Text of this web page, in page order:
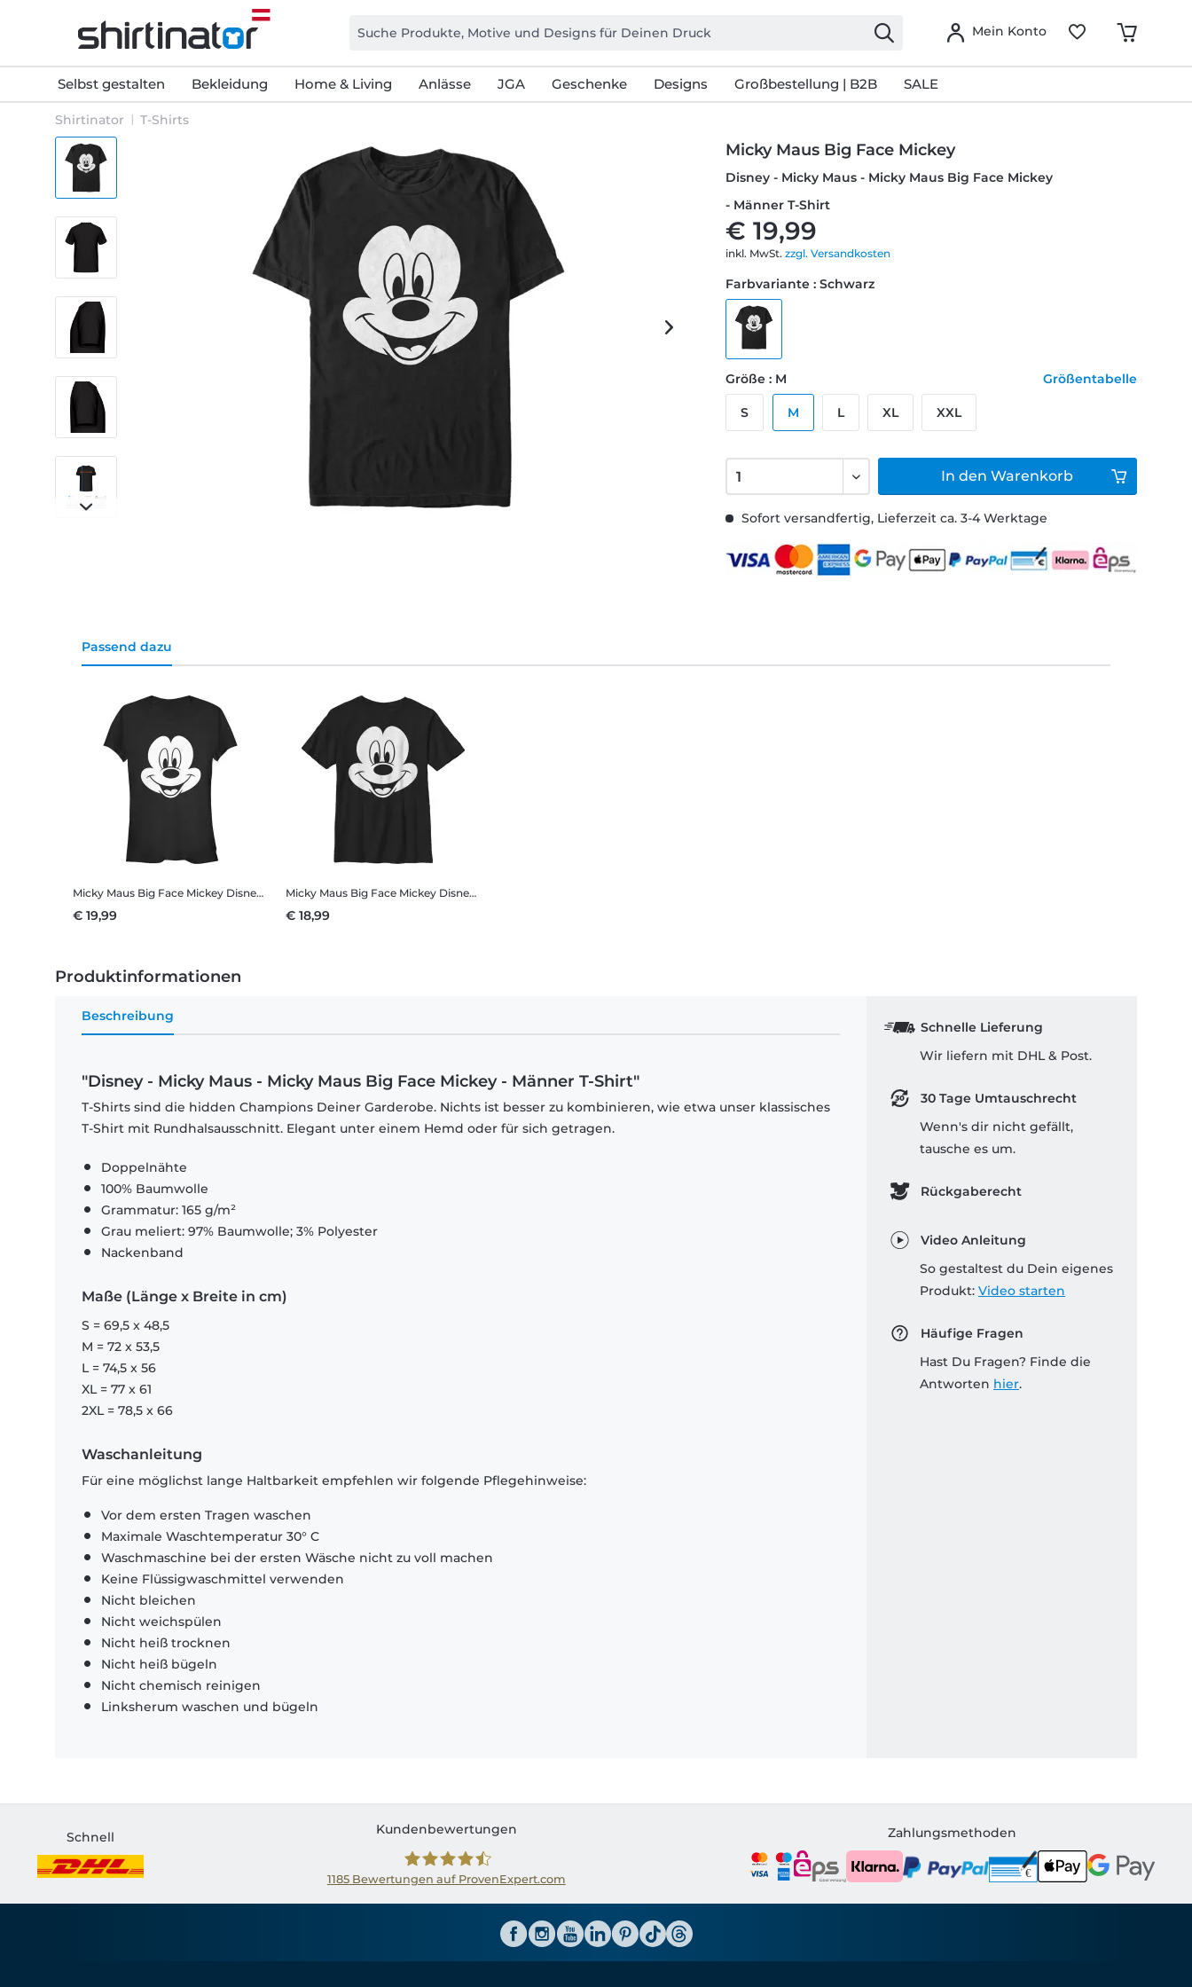
Mein Konto
Selbst gestalten Bekleidung Home & Living Anlässe JGA Geschenke Designs Großbestellung | B2B SALE
Shirtinator T-Shirts
Micky Maus Big Face Mickey
Disney - Micky Maus - Micky Maus Big Face Mickey
- Männer T-Shirt
€ 19,99
inkl. MwSt.zzgl. Versandkosten
Sofort versandfertig, Lieferzeit ca. 3-4 Werktage
Farbvariante : Schwarz
Größe : M Größentabelle
S M L XL XXL
In den Warenkorb
Passend dazu
Micky Maus Big Face Mickey Disney - Micky Maus - Micky Maus Big Face Mickey - Frauen T-Shirt
€ 19,99
Micky Maus Big Face Mickey Disney - Micky Maus - Micky Maus Big Face Mickey - Kinder T-Shirt
€ 18,99
Produktinformationen
Beschreibung
"Disney - Micky Maus - Micky Maus Big Face Mickey - Männer T-Shirt"
T-Shirts sind die hidden Champions Deiner Garderobe. Nichts ist besser zu kombinieren, wie etwa unser klassisches
T-Shirt mit Rundhalsausschnitt. Elegant unter einem Hemd oder für sich getragen.
Doppelnähte
100% Baumwolle
Grammatur: 165 g/m²
Grau meliert: 97% Baumwolle; 3% Polyester
Nackenband
Maße (Länge x Breite in cm)
S = 69,5 x 48,5
M = 72 x 53,5
L = 74,5 x 56
XL = 77 x 61
2XL = 78,5 x 66
Waschanleitung
Für eine möglichst lange Haltbarkeit empfehlen wir folgende Pflegehinweise:
Vor dem ersten Tragen waschen
Maximale Waschtemperatur 30° C
Waschmaschine bei der ersten Wäsche nicht zu voll machen
Keine Flüssigwaschmittel verwenden
Nicht bleichen
Nicht weichspülen
Nicht heiß trocknen
Nicht heiß bügeln
Nicht chemisch reinigen
Linksherum waschen und bügeln
Schnelle Lieferung
Wir liefern mit DHL & Post.
30 Tage Umtauschrecht
Wenn's dir nicht gefällt,
tausche es um.
Rückgaberecht
Video Anleitung
So gestaltest du Dein eigenes
Produkt: Video starten
Häufige Fragen
Hast Du Fragen? Finde die
Antworten hier.
Schnell
Kundenbewertungen
1185Bewertungen auf ProvenExpert.com
Zahlungsmethoden